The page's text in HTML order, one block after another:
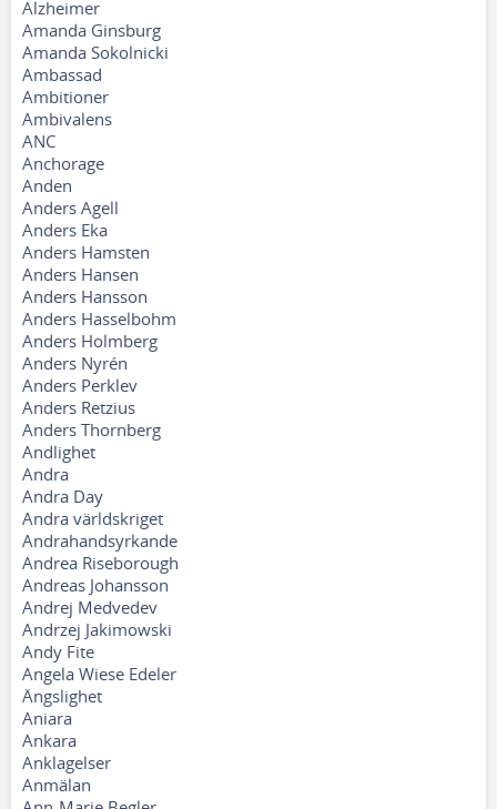
Alzheimer
Amanda Ginsburg
Amanda Sokolnicki
Ambassad
Ambitioner
Ambivalens
ANC
Anchorage
Anden
Anders Agell
Anders Eka
Anders Hamsten
Anders Hansen
Anders Hansson
Anders Hasselbohm
Anders Holmberg
Anders Nyrén
Anders Perklev
Anders Retzius
Anders Thornberg
Andlighet
Andra
Andra Day
Andra världskriget
Andrahandsyrkande
Andrea Riseborough
Andreas Johansson
Andrej Medvedev
Andrzej Jakimowski
Andy Fite
Angela Wiese Edeler
Ängslighet
Aniara
Ankara
Anklagelser
Anmälan